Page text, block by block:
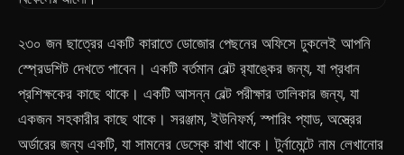
২৩০ জন ছাত্রের একটি কারাতে ডোজোর পেছনের অফিসে ঢুকলেই আপনি
স্প্রেডশিট দেখতে পাবেন। একটি বর্তমান বেল্ট র‍্যাঙ্কের জন্য, যা প্রধান
প্রশিক্ষকের কাছে থাকে। একটি আসন্ন বেল্ট পরীক্ষার তালিকার জন্য, যা
একজন সহকারীর কাছে থাকে। সরঞ্জাম, ইউনিফর্ম, স্পারিং প্যাড, অস্ত্রের
অর্ডারের জন্য একটি, যা সামনের ডেস্কে রাখা থাকে। টুর্নামেন্টে নাম লেখানোর